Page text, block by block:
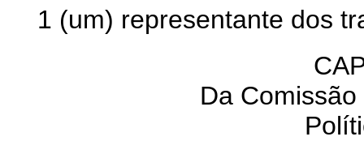
1 (um) representante dos
Da